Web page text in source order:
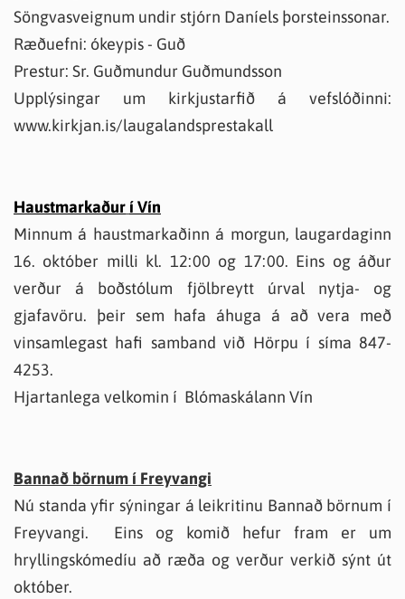
Söngvasveignum undir stjórn Daníels þorsteinssonar.
Ræðuefni: ókeypis - Guð
Prestur: Sr. Guðmundur Guðmundsson
Upplýsingar um kirkjustarfið á vefslóðinni:
www.kirkjan.is/laugalandsprestakall
Haustmarkaður í Vín
Minnum á haustmarkaðinn á morgun, laugardaginn
16. október milli kl. 12:00 og 17:00. Eins og áður
verður á boðstólum fjölbreytt úrval nytja- og
gjafavöru. þeir sem hafa áhuga á að vera með
vinsamlegast hafi samband við Hörpu í síma 847-
4253.
Hjartanlega velkomin í Blómaskálann Vín
Bannað börnum í Freyvangi
Nú standa yfir sýningar á leikritinu Bannað börnum í
Freyvangi. Eins og komið hefur fram er um
hryllingskómedíu að ræða og verður verkið sýnt út
október.